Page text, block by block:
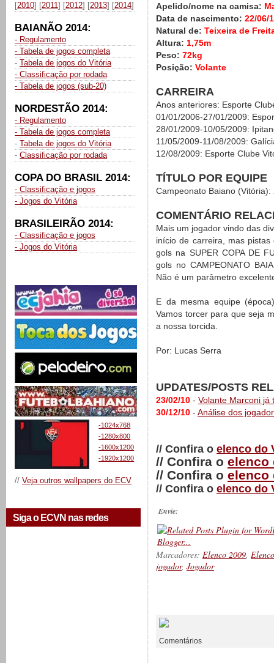
[2010] [2011] [2012] [2013] [2014]
BAIANÃO 2014:
- Regulamento
- Tabela de jogos completa
- Tabela de jogos do Vitória
- Classificação por rodada
- Tabela de jogos (sub-20)
NORDESTÃO 2014:
- Regulamento
- Tabela de jogos completa
- Tabela de jogos do Vitória
- Classificação por rodada
COPA DO BRASIL 2014:
- Classificação e jogos
- Jogos do Vitória
BRASILEIRÃO 2014:
- Classificação e jogos
- Jogos do Vitória
-1024x768
-1280x800
-1600x1200
-1920x1200
// Veja outros wallpapers do ECV
Siga o ECVN nas redes
Apelido/nome na camisa:
Data de nascimento: 22/06/
Natural de: Teixeira de
Altura: 1,75m
Peso: 72kg
Posição: Volante
CARREIRA
Anos anteriores: Esporte
01/01/2006-27/01/2009:
28/01/2009-10/05/2009:
11/05/2009-11/08/2009:
12/08/2009: Esporte Clube
TÍTULO POR EQUIPE
Campeonato Baiano (Vitória):
COMENTÁRIO
Mais um jogador vindo das
início de carreira, mas
gols na SUPER COPA DE
gols no CAMPEONATO
Não é um parâmetro
E da mesma equipe
Vamos torcer para que seja
a nossa torcida.
Por: Lucas Serra
UPDATES/POSTS
23/02/10 - Volante Marconi já
30/12/10 - Análise dos
// Confira o elenco do
// Confira o elenco
// Confira o elenco
// Confira o elenco do
Envie:
Marcadores: Elenco 2009,
jogador, Jogador
Comentários